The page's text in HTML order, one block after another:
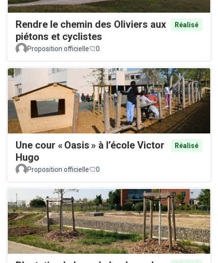
Rendre le chemin des Oliviers aux
piétons et cyclistes
Réalisé
Proposition officielle 0
Une cour « Oasis » à l’école Victor
Hugo
Réalisé
Proposition officielle 0